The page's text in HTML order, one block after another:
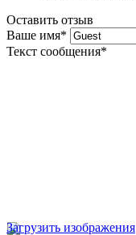
Оставить отзыв
Ваше имя*
Текст сообщения*
Загрузить изображения